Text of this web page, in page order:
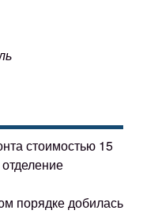
стоимостью 15
порядке добилась